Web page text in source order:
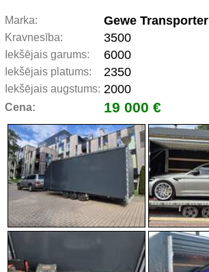
Marka: Gewe Transporter
Kravnesība: 3500
Iekšējais garums: 6000
Iekšējais platums: 2350
Iekšējais augstums: 2000
Cena: 19 000 €